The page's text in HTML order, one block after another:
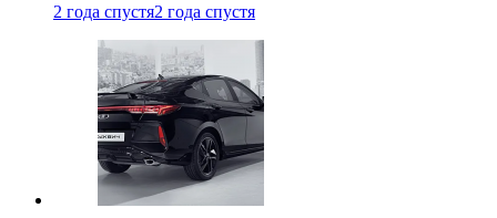
2 года спустя2 года спустя